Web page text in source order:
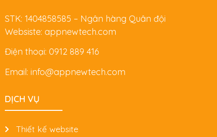
STK: 1404858585 – Ngân hàng Quân đội
Websiste: appnewtech.com
Điện thoại: 0912 889 416
Email: info@appnewtech.com
DỊCH VỤ
Thiết kế website